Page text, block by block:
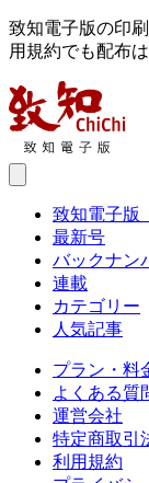
致知電子版の印
用規約でも配布
致知電子版
最新号
バックナン
連載
カテゴリー
人気記事
プラン・料
よくある質
運営会社
特定商取引
利用規約